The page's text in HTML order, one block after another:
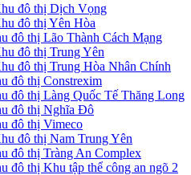
đô thị Dịch Vọng
đô thị Yên Hòa
đô thị Lão Thành Cách Mạng
đô thị Trung Yên
đô thị Trung Hòa Nhân Chính
đô thị Constrexim
đô thị Làng Quốc Tế Thăng Long
đô thị Nghĩa Đô
đô thị Vimeco
đô thị Nam Trung Yên
đô thị Tràng An Complex
đô thị Khu tập thể công an ngõ 2